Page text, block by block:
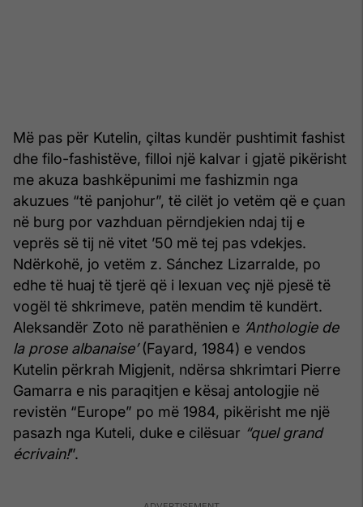
Më pas për Kutelin, çiltas kundër pushtimit fashist
dhe filo-fashistëve, filloi një kalvar i gjatë pikërisht
me akuza bashkëpunimi me fashizmin nga
akuzues “të panjohur”, të cilët jo vetëm që e çuan
në burg por vazhduan përndjekien ndaj tij e
veprës së tij në vitet ’50 më tej pas vdekjes.
Ndërkohë, jo vetëm z. Sánchez Lizarralde, po
edhe të huaj të tjerë që i lexuan veç një pjesë të
vogël të shkrimeve, patën mendim të kundërt.
Aleksandër Zoto në parathënien e ‘Anthologie de
la prose albanaise’(Fayard, 1984) e vendos
Kutelin përkrah Migjenit, ndërsa shkrimtari Pierre
Gamarra e nis paraqitjen e kësaj antologjie në
revistën “Europe” po më 1984, pikërisht me një
pasazh nga Kuteli, duke e cilësuar “quel grand
écrivain!”.